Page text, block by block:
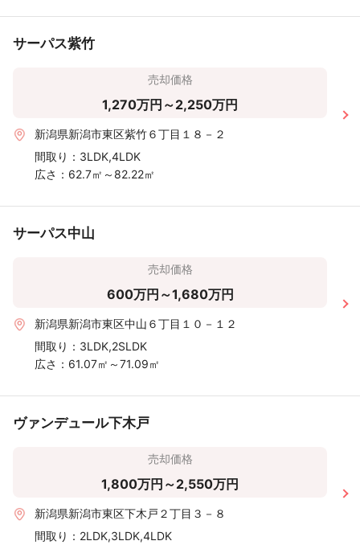
サーパス紫竹
売却価格
1,270万円～2,250万円
新潟県新潟市東区紫竹６丁目１８－２
間取り： 3LDK,4LDK
広さ： 62.7㎡～82.22㎡
サーパス中山
売却価格
600万円～1,680万円
新潟県新潟市東区中山６丁目１０－１２
間取り： 3LDK,2SLDK
広さ： 61.07㎡～71.09㎡
ヴァンデュール下木戸
売却価格
1,800万円～2,550万円
新潟県新潟市東区下木戸２丁目３－８
間取り： 2LDK,3LDK,4LDK